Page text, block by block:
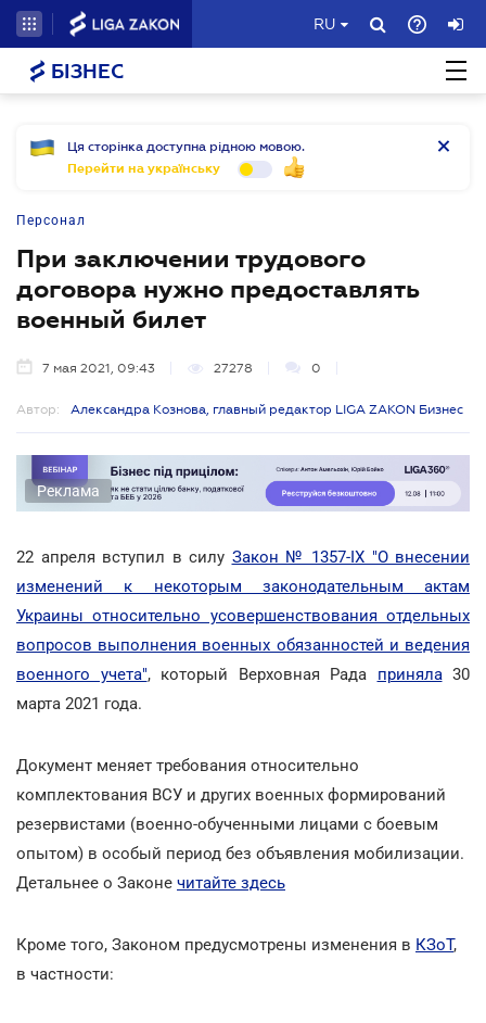
RU
БІЗНЕС
Ця сторінка доступна рідною мовою.
Перейти на українську
Персонал
При заключении трудового
договора нужно предоставлять
военный билет
7 мая 2021, 09:43 27278 0
Автор: Александра Кознова, главный редактор LIGA ZAKON Бизнес
Реклама
22 апреля вступил в силу Закон № 1357-ІХ "О внесении
изменений к некоторым законодательным актам
Украины относительно усовершенствования отдельных
вопросов выполнения военных обязанностей и ведения
военного учета", который Верховная Рада приняла30
марта 2021 года.
Документ меняет требования относительно
комплектования ВСУ и других военных формирований
резервистами (военно-обученными лицами с боевым
опытом) в особый период без объявления мобилизации.
Детальнее о Законе читайте здесь
Кроме того, Законом предусмотрены изменения в КЗоТ,
в частности: